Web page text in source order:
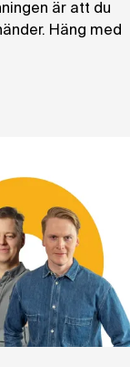
är att du
Häng med